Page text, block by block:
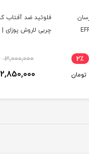
فلوئید ضد آفتاب کنترل
چربی لاروش پوزای | اصل
3,000,000 5٪
2,850,000 تومان